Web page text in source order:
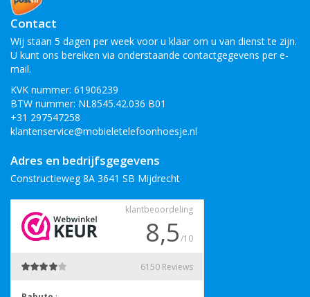
Contact
Wij staan 5 dagen per week voor u klaar om u van dienst te zijn.
U kunt ons bereiken via onderstaande contactgegevens per e-
mail.
KVK nummer: 61906239
BTW nummer: NL8545.42.036 B01
+31 297547258
klantenservice@mobieletelefoonhoesje.nl
Adres en bedrijfsgegevens
Constructieweg 8A 3641 SB Mijdrecht